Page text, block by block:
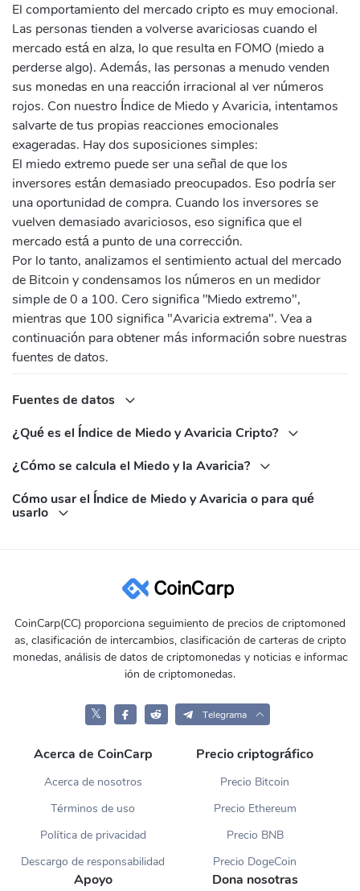
El comportamiento del mercado cripto es muy emocional.
Las personas tienden a volverse avariciosas cuando el
mercado está en alza, lo que resulta en FOMO (miedo a
perderse algo). Además, las personas a menudo venden
sus monedas en una reacción irracional al ver números
rojos. Con nuestro Índice de Miedo y Avaricia, intentamos
salvarte de tus propias reacciones emocionales
exageradas. Hay dos suposiciones simples:
El miedo extremo puede ser una señal de que los
inversores están demasiado preocupados. Eso podría ser
una oportunidad de compra. Cuando los inversores se
vuelven demasiado avariciosos, eso significa que el
mercado está a punto de una corrección.
Por lo tanto, analizamos el sentimiento actual del mercado
de Bitcoin y condensamos los números en un medidor
simple de 0 a 100. Cero significa "Miedo extremo",
mientras que 100 significa "Avaricia extrema". Vea a
continuación para obtener más información sobre nuestras
fuentes de datos.
Fuentes de datos
¿Qué es el Índice de Miedo y Avaricia Cripto?
¿Cómo se calcula el Miedo y la Avaricia?
Cómo usar el Índice de Miedo y Avaricia o para qué
usarlo
CoinCarp(CC) proporciona seguimiento de precios de criptomoned
as, clasificación de intercambios, clasificación de carteras de cripto
monedas, análisis de datos de criptomonedas y noticias e informac
ión de criptomonedas.
𝕏 Telegrama
Acerca de CoinCarp
Acerca de nosotros
Términos de uso
Política de privacidad
Descargo de responsabilidad
Precio criptográfico
Precio Bitcoin
Precio Ethereum
Precio BNB
Precio DogeCoin
Apoyo Dona nosotras